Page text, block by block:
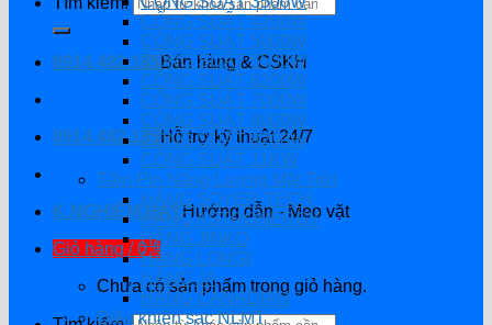
0914.482.135Bán hàng & CSKH
0914.482.135Hỗ trợ kỹ thuật 24/7
K.NGHIỆM HAYHướng dẫn - Mẹo vặt
Giỏ hàng /0₫
Chưa có sản phẩm trong giỏ hàng.
CÔNG SUẤT 4200W
CÔNG SUẤT 5000W
CÔNG SUẤT 5500W
CÔNG SUẤT 6200W
CÔNG SUẤT 7000W
CÔNG SUẤT 8000W
CÔNG SUẤT 8200W
CÔNG SUẤT 11KW
Tấm Pin Năng Lượng Mặt Trời
HÃNG SOYER TECH
HÃNG ASTRONERGY
HÃNG JINKO
HÃNG LONGI
HÃNG JA
HÃNG CANADIAN
Điều khiển sạc NLMT